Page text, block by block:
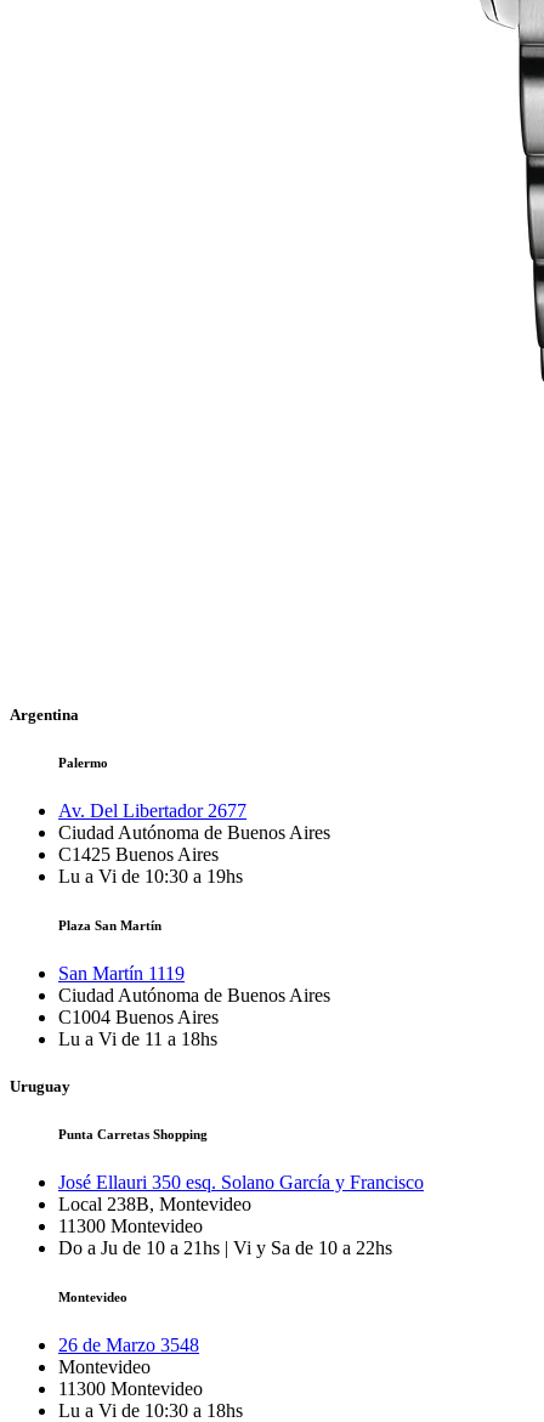
Argentina
Palermo
Av. Del Libertador 2677
Ciudad Autónoma de Buenos Aires
C1425 Buenos Aires
Lu a Vi de 10:30 a 19hs
Plaza San Martín
San Martín 1119
Ciudad Autónoma de Buenos Aires
C1004 Buenos Aires
Lu a Vi de 11 a 18hs
Uruguay
Punta Carretas Shopping
José Ellauri 350 esq. Solano García y Francisco
Local 238B, Montevideo
11300 Montevideo
Do a Ju de 10 a 21hs | Vi y Sa de 10 a 22hs
Montevideo
26 de Marzo 3548
Montevideo
11300 Montevideo
Lu a Vi de 10:30 a 18hs